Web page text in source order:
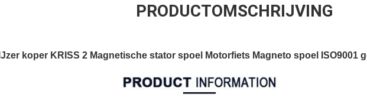
PRODUCTOMSCHRIJVING
IJzer koper KRISS 2 Magnetische stator spoel Motorfiets Magneto spoel ISO9001